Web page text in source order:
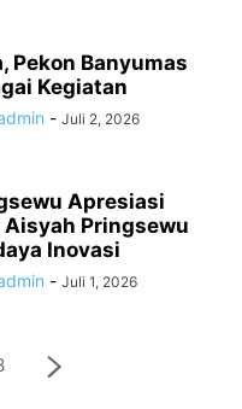
Pekon Banyumas
Kegiatan
- Juli 2, 2026
Apresiasi
Pringsewu
Inovasi
- Juli 1, 2026